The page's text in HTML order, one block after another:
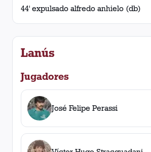
44' expulsado alfredo anhielo (db)
Lanús
Jugadores
José Felipe Perassi